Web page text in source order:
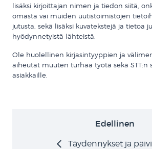
lisäksi kirjoittajan nimen ja tiedon siitä,
omasta vai muiden uutistoimistojen
jutusta, sekä lisäksi kuvatekstejä ja tietoa
hyödynnetyistä lähteistä.
Ole huolellinen kirjasintyyppien ja
aiheutat muuten turhaa työtä sekä STT:n
asiakkaille.
Edellinen
Täydennykset ja